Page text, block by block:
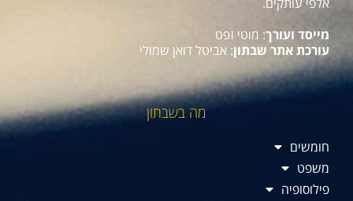
מייסד ועורך: מוטי זפט
עורכת אתר שבתון: אביטל דואן שמולי
מה בשבתון
חומשים
משפט
פילוסופיה